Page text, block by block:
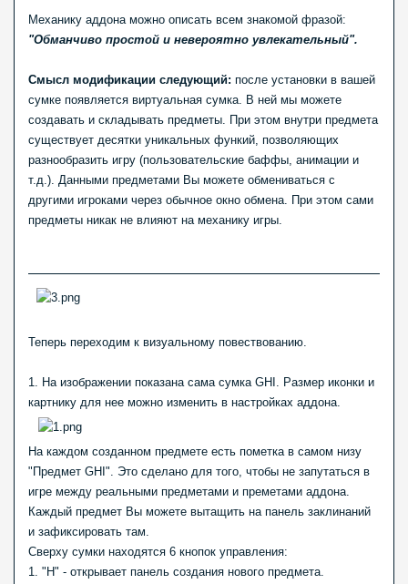
Механику аддона можно описать всем знакомой фразой:
"Обманчиво простой и невероятно увлекательный".
Смысл модификации следующий: после установки в вашей
сумке появляется виртуальная сумка. В ней мы можете
создавать и складывать предметы. При этом внутри предмета
существует десятки уникальных функий, позволяющих
разнообразить игру (пользовательские баффы, анимации и
т.д.). Данными предметами Вы можете обмениваться с
другими игроками через обычное окно обмена. При этом сами
предметы никак не влияют на механику игры.
Теперь переходим к визуальному повествованию.
1. На изображении показана сама сумка GHI. Размер иконки и
картнику для нее можно изменить в настройках аддона.
На каждом созданном предмете есть пометка в самом низу
"Предмет GHI". Это сделано для того, чтобы не запутаться в
игре между реальными предметами и преметами аддона.
Каждый предмет Вы можете вытащить на панель заклинаний
и зафиксировать там.
Сверху сумки находятся 6 кнопок управления:
1. "Н" - открывает панель создания нового предмета.